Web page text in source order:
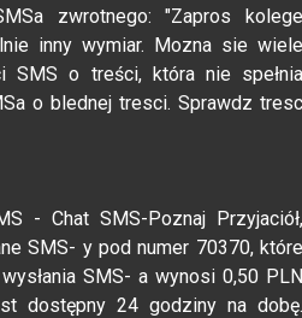
zwrotnego: "Zapros kolege
inny wymiar. Mozna sie wiele
SMS o treści, która nie spełnia
o blednej tresci. Sprawdz tresc
- Chat SMS-Poznaj Przyjaciół,
SMS- y pod numer 70370, które
SMS- a wynosi 0,50 PLN
dostępny 24 godziny na dobę.